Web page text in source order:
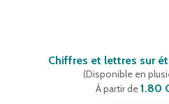
Chiffres et lettres sur
(Disponible en
À partir de1.80